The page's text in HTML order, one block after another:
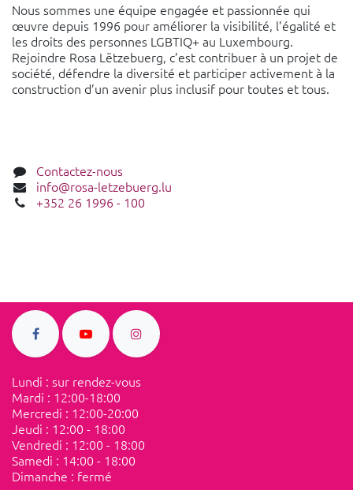
Nous sommes une équipe engagée et passionnée qui
œuvre depuis 1996 pour améliorer la visibilité, l’égalité et
les droits des personnes LGBTIQ+ au Luxembourg.
Rejoindre Rosa Lëtzebuerg, c’est contribuer à un projet de
société, défendre la diversité et participer activement à la
construction d’un avenir plus inclusif pour toutes et tous.
Contactez-nous
info@rosa-letzebuerg.lu
+352 26 1996 - 100
Lundi : sur rendez-vous
Mardi : ​12:00-18:00
Mercredi : 12:00-20:00
Jeudi : 12:00 - 18:00
Vendredi :​ ​12:00 - 18:00
Samedi​ :​ ​14:00 - 18:00
Dimanche : ​fermé